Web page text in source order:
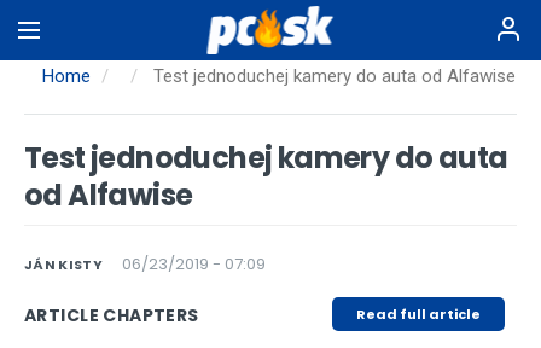
mainHome Test jednoduchej kamery do auta od Alfawise
Test jednoduchej kamery do auta
od Alfawise
JÁN KISTY 06/23/2019 - 07:09
ARTICLE CHAPTERS Read full article